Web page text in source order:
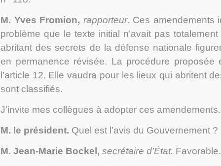
M. Yves Fromion, rapporteur. Ces amendements
problème que le texte initial n’avait pas
abritant des secrets de la défense nationale
en permanence révisée. La procédure proposée
l’article 12. Elle vaudra pour les lieux qui abritent
sont classifiés.
J’invite mes collègues à adopter ces amendements.
M. le président. Quel est l’avis du Gouvernement ?
M. Jean-Marie Bockel, secrétaire d’État. Favorable.